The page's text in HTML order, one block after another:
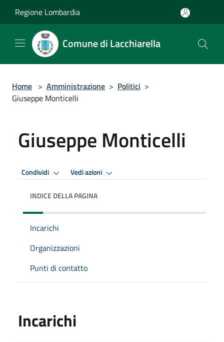
Regione Lombardia
Comune di Lacchiarella
Home > Amministrazione > Politici >
Giuseppe Monticelli
Giuseppe Monticelli
Condividi Vedi azioni
INDICE DELLA PAGINA
Incarichi
Organizzazioni
Punti di contatto
Incarichi